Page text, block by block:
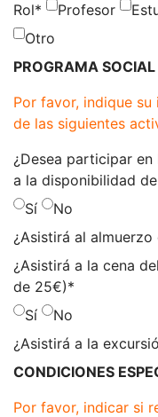
Rol* Profesor
Otro
PROGRAMA
Por favor, indique
de las siguientes
¿Desea participar
a la disponibilidad
Sí
No
¿Asistirá al
¿Asistirá a la cena
de 25€)*
Sí
No
¿Asistirá a la
CONDICIONES
Por favor, indicar si